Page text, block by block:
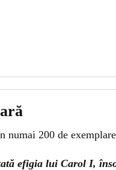
numai 200 de
efigia lui Carol I,